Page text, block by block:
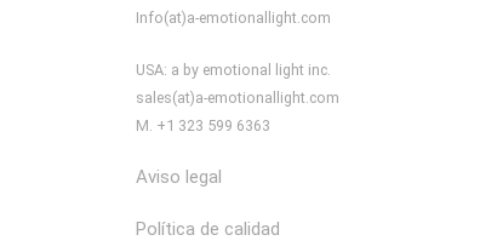
Info(at)a-emotionallight.com
USA: a by emotional light inc.
sales(at)a-emotionallight.com
M. +1 323 599 6363
Aviso legal
Política de calidad